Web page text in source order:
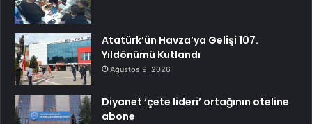
Atatürk’ün Havza’ya Gelişi 107.
Yıldönümü Kutlandı
Ağustos 9, 2026
Diyanet ‘çete lideri’ ortağının oteline
abone